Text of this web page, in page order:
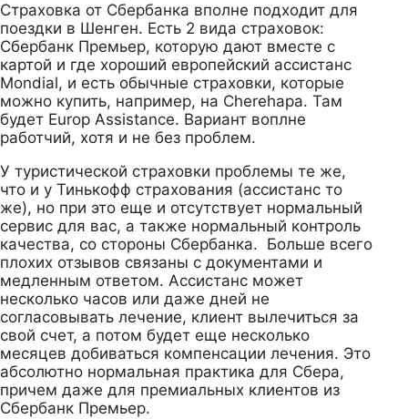
Страховка от Сбербанка вполне подходит для
поездки в Шенген. Есть 2 вида страховок:
Сбербанк Премьер, которую дают вместе с
картой и где хороший европейский ассистанс
Mondial, и есть обычные страховки, которые
можно купить, например, на Cherehapa. Там
будет Europ Assistance. Вариант воплне
работчий, хотя и не без проблем.
У туристической страховки проблемы те же,
что и у Тинькофф страхования (ассистанс то
же), но при это еще и отсутствует нормальный
сервис для вас, а также нормальный контроль
качества, со стороны Сбербанка. Больше всего
плохих отзывов связаны с документами и
медленным ответом. Ассистанс может
несколько часов или даже дней не
согласовывать лечение, клиент вылечиться за
свой счет, а потом будет еще несколько
месяцев добиваться компенсации лечения. Это
абсолютно нормальная практика для Сбера,
причем даже для премиальных клиентов из
Сбербанк Премьер.